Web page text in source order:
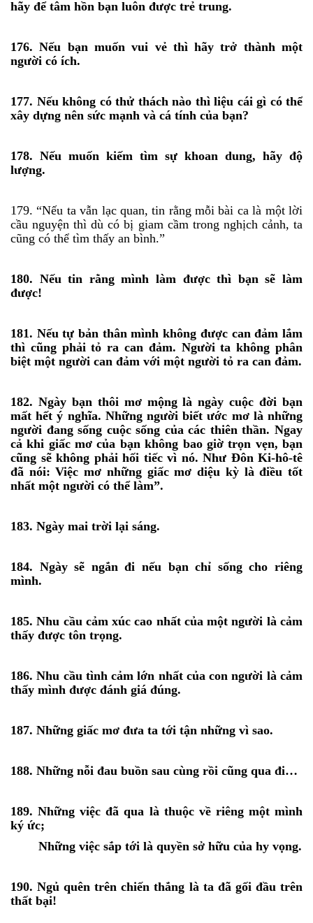
hãy để tâm hồn bạn luôn được trẻ trung.
176. Nếu bạn muốn vui vẻ thì hãy trở thành một
người có ích.
177. Nếu không có thử thách nào thì liệu cái gì có thể
xây dựng nên sức mạnh và cá tính của bạn?
178. Nếu muốn kiếm tìm sự khoan dung, hãy độ
lượng.
179. “Nếu ta vẫn lạc quan, tin rằng mỗi bài ca là một lời
cầu nguyện thì dù có bị giam cầm trong nghịch cảnh, ta
cũng có thể tìm thấy an bình.”
180. Nếu tin rằng mình làm được thì bạn sẽ làm
được!
181. Nếu tự bản thân mình không được can đảm lắm
thì cũng phải tỏ ra can đảm. Người ta không phân
biệt một người can đảm với một người tỏ ra can đảm.
182. Ngày bạn thôi mơ mộng là ngày cuộc đời bạn
mất hết ý nghĩa. Những người biết ước mơ là những
người đang sống cuộc sống của các thiên thần. Ngay
cả khi giấc mơ của bạn không bao giờ trọn vẹn, bạn
cũng sẽ không phải hối tiếc vì nó. Như Đôn Ki-hô-tê
đã nói: Việc mơ những giấc mơ diệu kỳ là điều tốt
nhất một người có thể làm”.
183. Ngày mai trời lại sáng.
184. Ngày sẽ ngắn đi nếu bạn chỉ sống cho riêng
mình.
185. Nhu cầu cảm xúc cao nhất của một người là cảm
thấy được tôn trọng.
186. Nhu cầu tình cảm lớn nhất của con người là cảm
thấy mình được đánh giá đúng.
187. Những giấc mơ đưa ta tới tận những vì sao.
188. Những nỗi đau buồn sau cùng rồi cũng qua đi…
189. Những việc đã qua là thuộc về riêng một mình
ký ức;
Những việc sắp tới là quyền sở hữu của hy vọng.
190. Ngủ quên trên chiến thắng là ta đã gối đầu trên
thất bại!